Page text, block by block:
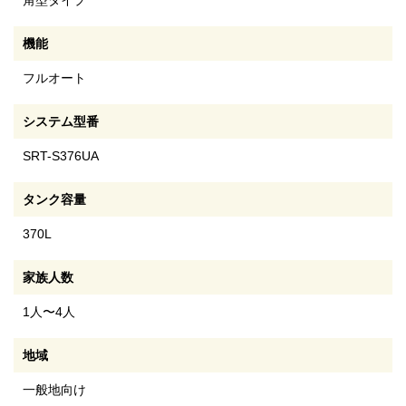
機能
フルオート
システム型番
SRT-S376UA
タンク容量
370L
家族人数
1人〜4人
地域
一般地向け